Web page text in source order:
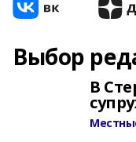
Выбор
В